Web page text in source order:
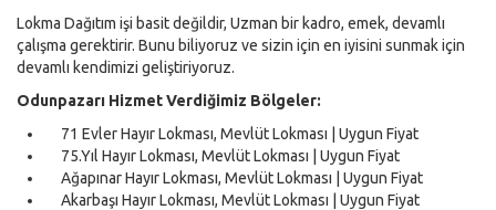
Lokma Dağıtım işi basit değildir, Uzman bir kadro, emek, devamlı
çalışma gerektirir. Bunu biliyoruz ve sizin için en iyisini sunmak için
devamlı kendimizi geliştiriyoruz.
Odunpazarı Hizmet Verdiğimiz Bölgeler:
71 Evler Hayır Lokması, Mevlüt Lokması | Uygun Fiyat
75.Yıl Hayır Lokması, Mevlüt Lokması | Uygun Fiyat
Ağapınar Hayır Lokması, Mevlüt Lokması | Uygun Fiyat
Akarbaşı Hayır Lokması, Mevlüt Lokması | Uygun Fiyat